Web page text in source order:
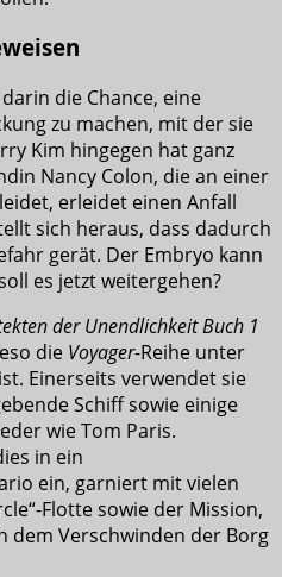
die Chance, eine
zu machen, mit der sie
Kim hingegen hat ganz
Nancy Colon, die an einer
erleidet einen Anfall
sich heraus, dass dadurch
gerät. Der Embryo kann
es jetzt weitergehen?
der Unendlichkeit Buch 1
die Voyager-Reihe unter
Einerseits verwendet sie
Schiff sowie einige
wie Tom Paris.
in ein
ein, garniert mit vielen
Flotte sowie der Mission,
dem Verschwinden der Borg